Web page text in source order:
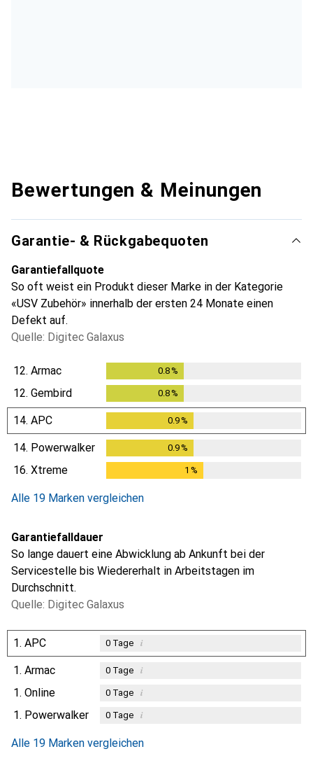
Bewertungen & Meinungen
Garantie- & Rückgabequoten
Garantiefallquote
So oft weist ein Produkt dieser Marke in der Kategorie
«USV Zubehör» innerhalb der ersten 24 Monate einen
Defekt auf.
Quelle: Digitec Galaxus
12. Armac 0.8 %
12. Gembird 0.8 %
14. APC 0.9%
14. Powerwalker 0.9%
16. Xtreme 1 %
Alle 19 Marken vergleichen
Garantiefalldauer
So lange dauert eine Abwicklung ab Ankunft bei der
Servicestelle bis Wiedererhalt in Arbeitstagen im
Durchschnitt.
Quelle: Digitec Galaxus
1. APC 0Tage i
1. Armac 0Tage i
1. Online 0Tage i
1. Powerwalker 0Tage i
Alle 19 Marken vergleichen